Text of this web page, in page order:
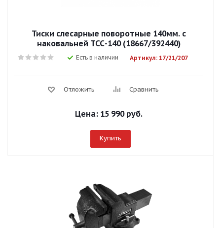
Тиски слесарные поворотные 140мм. с
наковальней ТСС-140 (18667/392440)
Есть в наличии Артикул: 17/21/207
Отложить Сравнить
Цена: 15 990 руб.
Купить